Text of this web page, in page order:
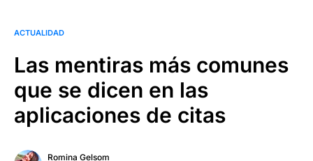
ACTUALIDAD
Las mentiras más comunes
que se dicen en las
aplicaciones de citas
Romina Gelsom